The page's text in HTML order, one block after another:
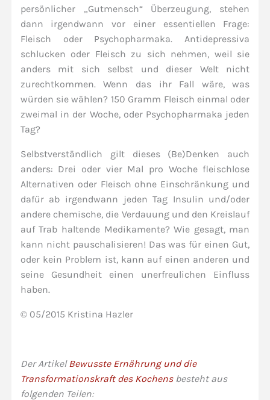
persönlicher „Gutmensch“ Überzeugung, stehen
dann irgendwann vor einer essentiellen Frage:
Fleisch oder Psychopharmaka. Antidepressiva
schlucken oder Fleisch zu sich nehmen, weil sie
anders mit sich selbst und dieser Welt nicht
zurechtkommen. Wenn das ihr Fall wäre, was
würden sie wählen? 150 Gramm Fleisch einmal oder
zweimal in der Woche, oder Psychopharmaka jeden
Tag?
Selbstverständlich gilt dieses (Be)Denken auch
anders: Drei oder vier Mal pro Woche fleischlose
Alternativen oder Fleisch ohne Einschränkung und
dafür ab irgendwann jeden Tag Insulin und/oder
andere chemische, die Verdauung und den Kreislauf
auf Trab haltende Medikamente? Wie gesagt, man
kann nicht pauschalisieren! Das was für einen Gut,
oder kein Problem ist, kann auf einen anderen und
seine Gesundheit einen unerfreulichen Einfluss
haben.
© 05/2015 Kristina Hazler
Der ArtikelBewusste Ernährung und die
Transformationskraft des Kochensbesteht aus
folgenden Teilen: